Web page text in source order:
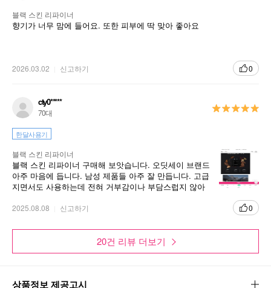
블랙 스킨 리파이너
향기가 너무 맘에 들어요. 또한 피부에 딱 맞아 좋아요
2026.03.02 신고하기 0
cty0*****
70대
한달사용기
블랙 스킨 리파이너
블랙 스킨 리파이너 구매해 보앗습니다. 오딧세이 브랜드
아주 마음에 듭니다. 남성 제품들 아주 잘 만듭니다. 고급
지면서도 사용하는데 전혀 거부감이나 부담스럽지 않아
2025.08.08 신고하기 0
20건 리뷰 더보기
상품정보 제공고시